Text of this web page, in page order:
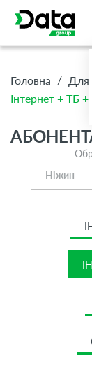
+ Моб.
Головна / Для
Інтернет + ТБ
Ніжин